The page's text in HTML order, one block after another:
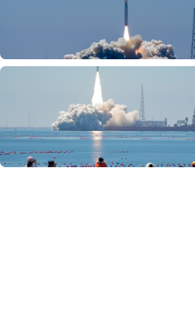
Fokus Berita – Lampung-1, satelit AI
Hiperspektral pertama Indonesia,
diluncurkan ke orbit
Indonesia•05 Aug 2026